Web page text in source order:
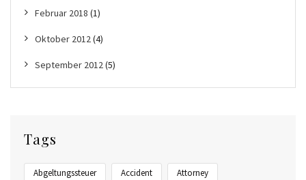
Februar 2018 (1)
Oktober 2012(4)
September 2012(5)
Tags
Abgeltungssteuer Accident Attorney